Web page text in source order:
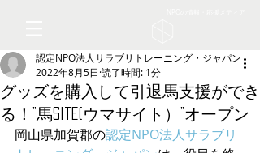
グッズを購入して引退馬支援ができ
る！”馬site(ウマサイト）”オープン
認定NPO法人サラブリトレーニング・ジャパン
2022年8月5日 読了時間: 1分
岡山県加賀郡の認定NPO法人サラブリ